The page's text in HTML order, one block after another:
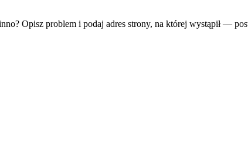
Opisz problem i podaj adres strony, na której wystąpił —